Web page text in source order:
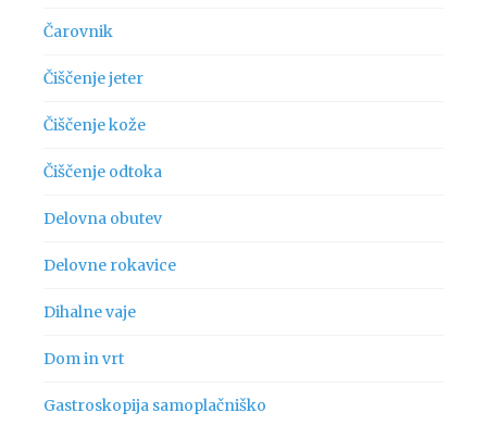
Čarovnik
Čiščenje jeter
Čiščenje kože
Čiščenje odtoka
Delovna obutev
Delovne rokavice
Dihalne vaje
Dom in vrt
Gastroskopija samoplačniško